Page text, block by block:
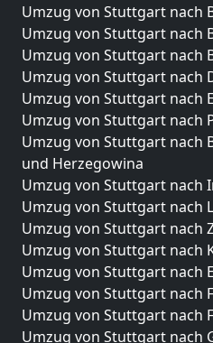
Umzug von Stuttgart nach
Umzug von Stuttgart nach
Umzug von Stuttgart nach
Umzug von Stuttgart nach
Umzug von Stuttgart nach
Umzug von Stuttgart nach
Umzug von Stuttgart nach
und Herzegowina
Umzug von Stuttgart nach
Umzug von Stuttgart nach
Umzug von Stuttgart nach
Umzug von Stuttgart nach
Umzug von Stuttgart nach
Umzug von Stuttgart nach
Umzug von Stuttgart nach
Umzug von Stuttgart nach